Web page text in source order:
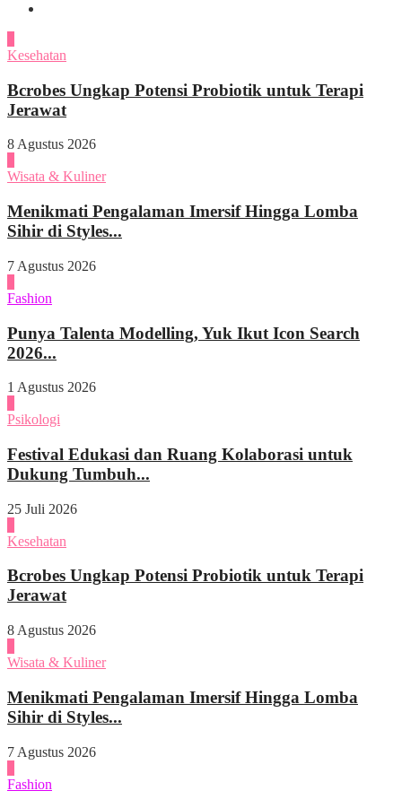
Kesehatan
Bcrobes Ungkap Potensi Probiotik untuk Terapi
Jerawat
8 Agustus 2026
Wisata & Kuliner
Menikmati Pengalaman Imersif Hingga Lomba
Sihir di Styles...
7 Agustus 2026
Fashion
Punya Talenta Modelling, Yuk Ikut Icon Search
2026...
1 Agustus 2026
Psikologi
Festival Edukasi dan Ruang Kolaborasi untuk
Dukung Tumbuh...
25 Juli 2026
Kesehatan
Bcrobes Ungkap Potensi Probiotik untuk Terapi
Jerawat
8 Agustus 2026
Wisata & Kuliner
Menikmati Pengalaman Imersif Hingga Lomba
Sihir di Styles...
7 Agustus 2026
Fashion